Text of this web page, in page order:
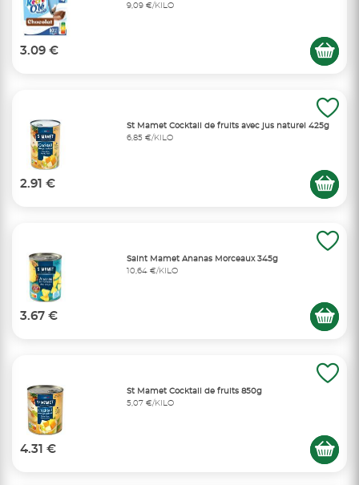
9,09 €/KILO
3.09 €
St Mamet Cocktail de fruits avec jus naturel 425g
6,85 €/KILO
2.91 €
Saint Mamet Ananas Morceaux 345g
10,64 €/KILO
3.67 €
St Mamet Cocktail de fruits 850g
5,07 €/KILO
4.31 €